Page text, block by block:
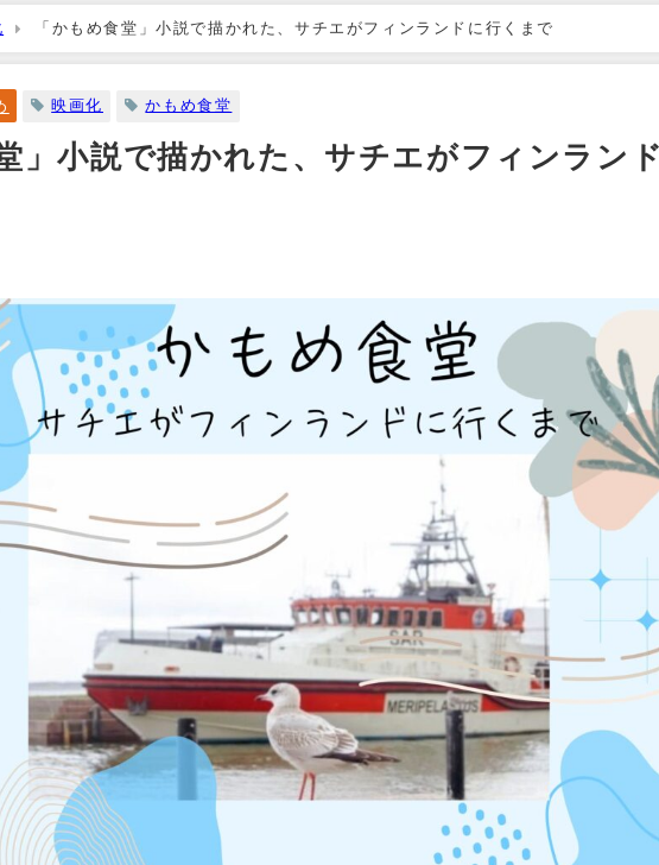
「かもめ食堂」小説で描かれた、サチエがフィンランドに行くまで
映画化 かもめ食堂
」小説で描かれた、サチエがフィンラン